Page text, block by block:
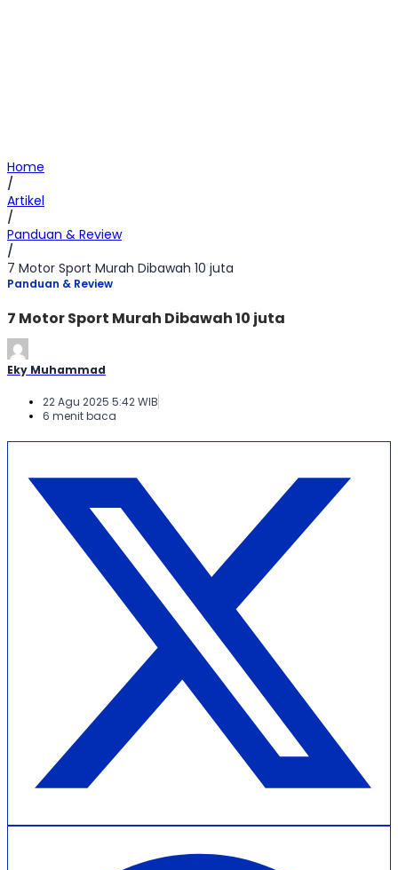
Home
/
Artikel
/
Panduan & Review
/
7 Motor Sport Murah Dibawah 10 juta
Panduan & Review
7 Motor Sport Murah Dibawah 10 juta
Eky Muhammad
22 Agu 2025 5:42 WIB
6 menit baca